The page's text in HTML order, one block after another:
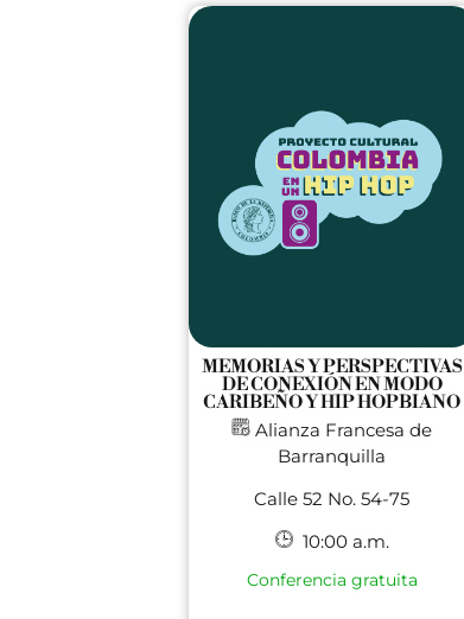
MEMORIAS Y PERSPECTIVAS
DE CONEXIÓN EN MODO
CARIBEÑO Y HIP HOPBIANO
Alianza Francesa de
Barranquilla
Calle 52 No. 54-75
10:00 a.m.
Conferencia gratuita